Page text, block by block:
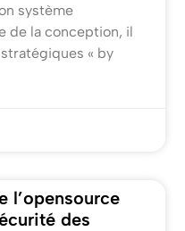
système
de la conception, il
« by
l’opensource
des